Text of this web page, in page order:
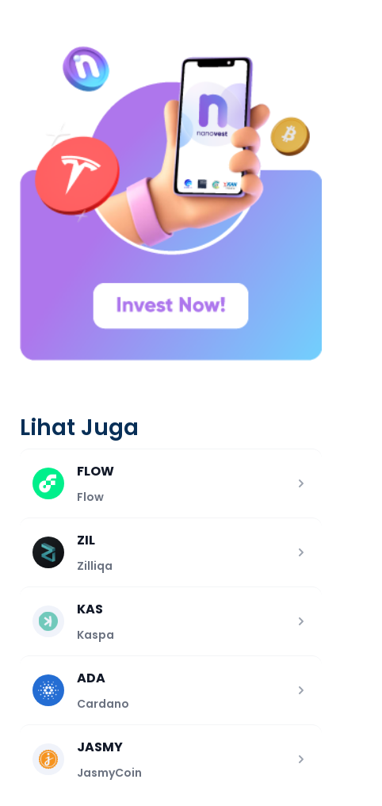
Lihat Juga
FLOW
Flow
ZIL
Zilliqa
KAS
Kaspa
ADA
Cardano
JASMY
JasmyCoin